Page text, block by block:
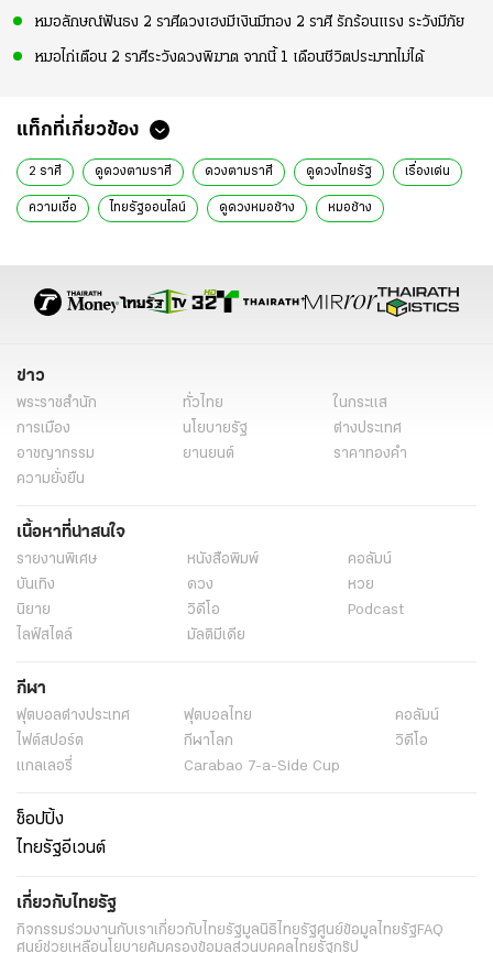
หมอลักษณ์ฟันธง 2 ราศีดวงเฮงมีเงินมีทอง 2 ราศี รักร้อนแรง ระวังมีภัย
หมอไก่เตือน 2 ราศีระวังดวงพิฆาต จากนี้ 1 เดือนชีวิตประมาทไม่ได้
แท็กที่เกี่ยวข้อง
2 ราศี ดูดวงตามราศี ดวงตามราศี ดูดวงไทยรัฐ เรื่องเด่น
ความเชื่อ ไทยรัฐออนไลน์ ดูดวงหมอช้าง หมอช้าง
ข่าว
พระราชสำนัก ทั่วไทย
ในกระแส
การเมือง
นโยบายรัฐ
ต่างประเทศ
อาชญากรรม
ยานยนต์
ราคาทองคำ
ความยั่งยืน
เนื้อหาที่น่าสนใจ
รายงานพิเศษ หนังสือพิมพ์
คอลัมน์
บันเทิง
ดวง
หวย
นิยาย
วิดีโอ
Podcast
ไลฟ์สไตล์
มัลติมีเดีย
กีฬา
ฟุตบอลต่่างประเทศ ฟุตบอลไทย
คอลัมน์
ไฟต์สปอร์ต
กีฬาโลก
วิดีโอ
แกลเลอรี่
Carabao 7-a-Side Cup
ช็อปปิ้ง
ไทยรัฐอีเวนต์
เกี่ยวกับไทยรัฐ
กิจกรรมร่วมงานกับเราเกี่ยวกับไทยรัฐมูลนิธิไทยรัฐศูนย์ข้อมูลไทยรัฐFAQ
ศูนย์ช่วยเหลือนโยบายคุ้มครองข้อมูลส่วนบุคคลไทยรัฐกรุ๊ป